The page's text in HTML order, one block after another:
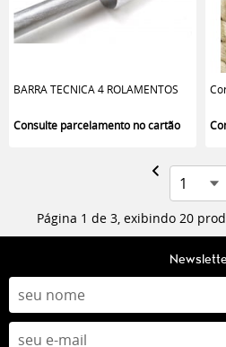
BARRA TECNICA 4 ROLAMENTOS
Página 1 de 3, exibindo 20